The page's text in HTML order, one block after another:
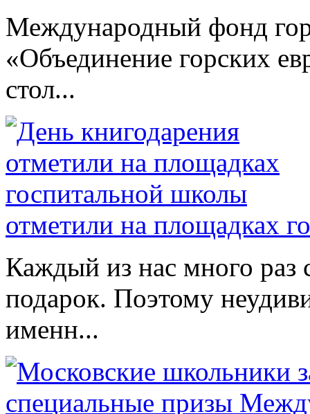
Международный фонд
«Объединение горских
стол...
отметили на площадках
Каждый из нас много
подарок. Поэтому
именн...